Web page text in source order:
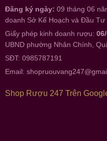
Đăng ký ngày: 09 tháng 06
doanh Sở Kế Hoạch và Đầu Tư
Giấy phép kinh doanh rượu:
UBND phường Nhân Chính,
SĐT: 0985787191
Email:
Shop Rượu 247 Trên